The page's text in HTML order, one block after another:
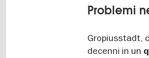
Problemi
Gropiusstadt,
decenni in un